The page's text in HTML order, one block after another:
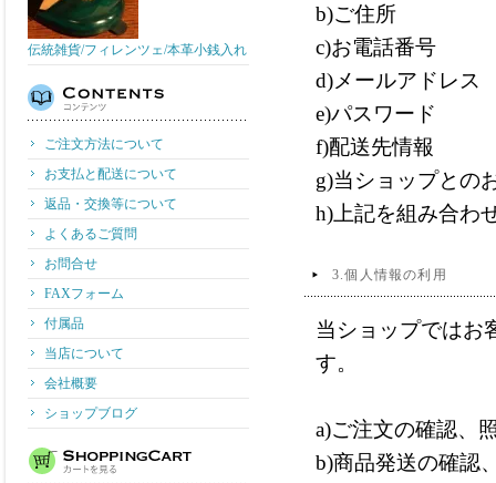
伝統雑貨/フィレンツェ/本革小銭入れ
ご注文方法について
お支払と配送について
返品・交換等について
よくあるご質問
お問合せ
FAXフォーム
付属品
当店について
会社概要
ショップブログ
b)ご住所
c)お電話番号
d)メールアドレス
e)パスワード
f)配送先情報
g)当ショップとの
h)上記を組み合わ
3.個人情報の利用
当ショップではお
す。
a)ご注文の確認、
b)商品発送の確認